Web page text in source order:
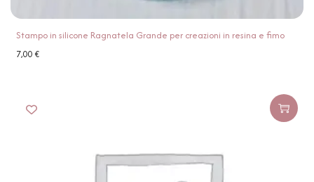
Stampo in silicone Ragnatela Grande per creazioni in resina e fimo
7,00€